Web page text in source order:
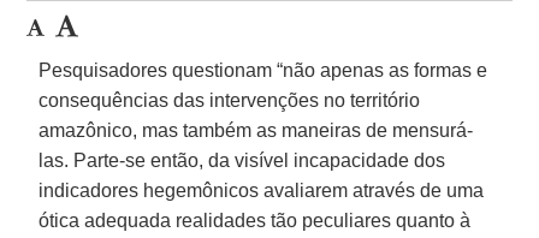
Pesquisadores questionam “não apenas as formas e
consequências das intervenções no território
amazônico, mas também as maneiras de mensurá-
las. Parte-se então, da visível incapacidade dos
indicadores hegemônicos avaliarem através de uma
ótica adequada realidades tão peculiares quanto à